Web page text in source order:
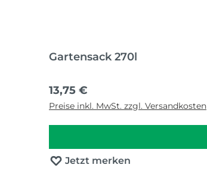
Gartensack 270l
Regulärer Preis:
13,75 €
Preise inkl. MwSt. zzgl. Versandkosten
Jetzt merken